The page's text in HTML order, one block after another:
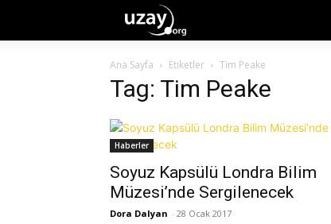
Ana Sayfa Etiketler Tim Peake
Tag: Tim Peake
Haberler
Soyuz Kapsülü Londra Bilim
Müzesi’nde Sergilenecek
Dora Dalyan - 28 Ocak 2017